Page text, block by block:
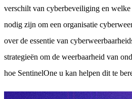
verschilt van cyberbeveiliging en welke
nodig zijn om een organisatie
over de essentie van
strategieën om de weerbaarheid van
hoe SentinelOne u kan helpen dit te